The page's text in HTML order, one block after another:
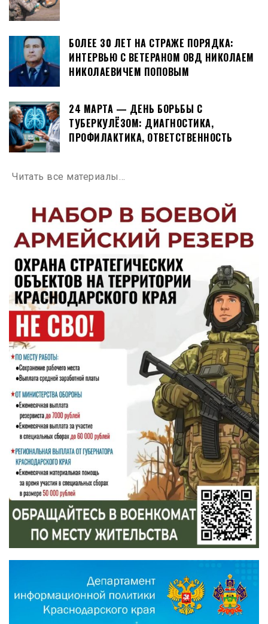
БОЛЕЕ 30 ЛЕТ НА СТРАЖЕ ПОРЯДКА:
ИНТЕРВЬЮ С ВЕТЕРАНОМ ОВД НИКОЛАЕМ
НИКОЛАЕВИЧЕМ ПОПОВЫМ
24 МАРТА — ДЕНЬ БОРЬБЫ С
ТУБЕРКУЛЁЗОМ: ДИАГНОСТИКА,
ПРОФИЛАКТИКА, ОТВЕТСТВЕННОСТЬ
Читать все материалы…